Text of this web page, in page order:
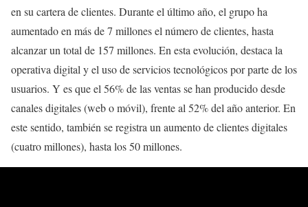
en su cartera de clientes. Durante el último año, el grupo ha
aumentado en más de 7 millones el número de clientes, hasta
alcanzar un total de 157 millones. En esta evolución, destaca la
operativa digital y el uso de servicios tecnológicos por parte de los
usuarios. Y es que el 56% de las ventas se han producido desde
canales digitales (web o móvil), frente al 52% del año anterior. En
este sentido, también se registra un aumento de clientes digitales
(cuatro millones), hasta los 50 millones.